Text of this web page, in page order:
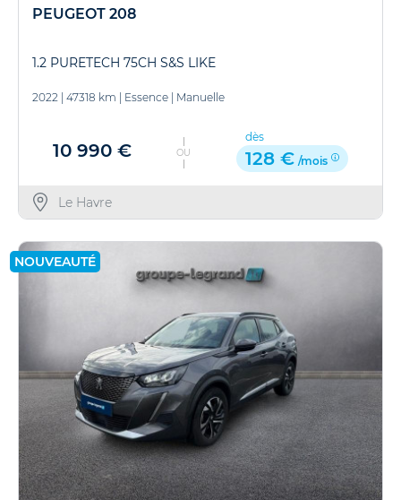
PEUGEOT 208
1.2 PURETECH 75CH S&S LIKE
2022 | 47318 km | Essence | Manuelle
10 990 € OU
dès
128 € /mois
Le Havre
NOUVEAUTÉ